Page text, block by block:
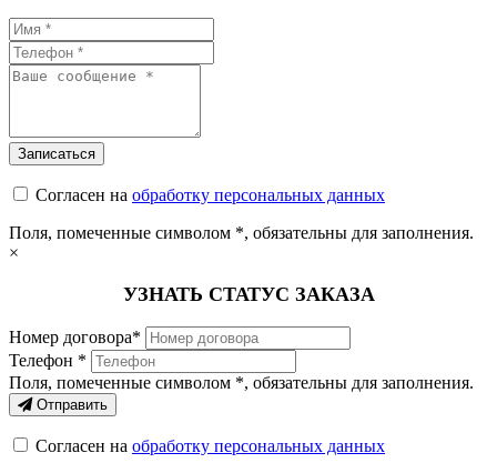
Согласен на обработку персональных данных
Поля, помеченные символом *, обязательны для заполнения.
×
УЗНАТЬ СТАТУС ЗАКАЗА
Номер договора*
Телефон *
Поля, помеченные символом *, обязательны для заполнения.
Отправить
Согласен на обработку персональных данных